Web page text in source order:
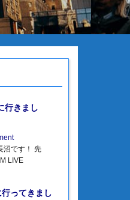
行きまし
沼です！ 先
LIVE
ってきまし